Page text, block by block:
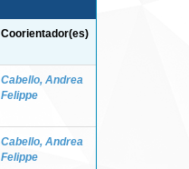
Coorientador(es)
Cabello, Andrea
Felippe
Cabello, Andrea
Felippe